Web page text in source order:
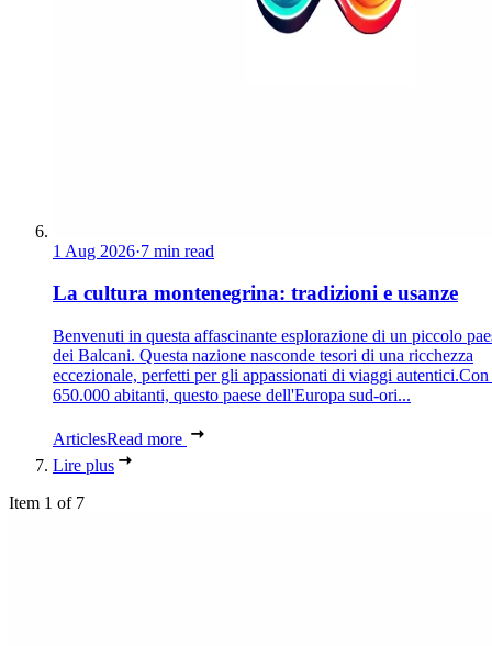
1 Aug 2026·7 min read
La cultura montenegrina: tradizioni e usanze
Benvenuti in questa affascinante esplorazione di un piccolo
dei Balcani. Questa nazione nasconde tesori di una ricchezza
eccezionale, perfetti per gli appassionati di viaggi
650.000 abitanti, questo paese dell'Europa sud-ori...
ArticlesRead more
Lire plus
Item 1 of 7